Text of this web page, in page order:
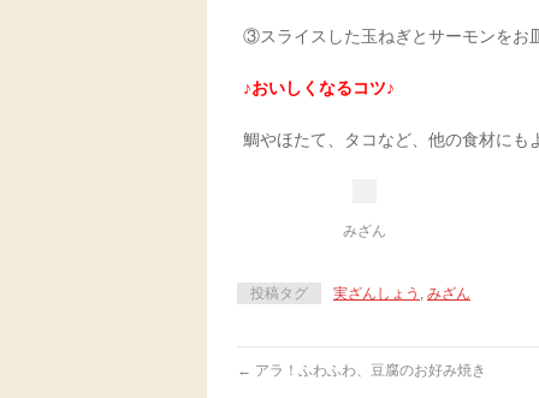
③スライスした玉ねぎとサーモンをお
♪おいしくなるコツ♪
鯛やほたて、タコなど、他の食材にも
みざん
投稿タグ 実ざんしょう , みざん
← アラ！ふわふわ、豆腐のお好み焼き